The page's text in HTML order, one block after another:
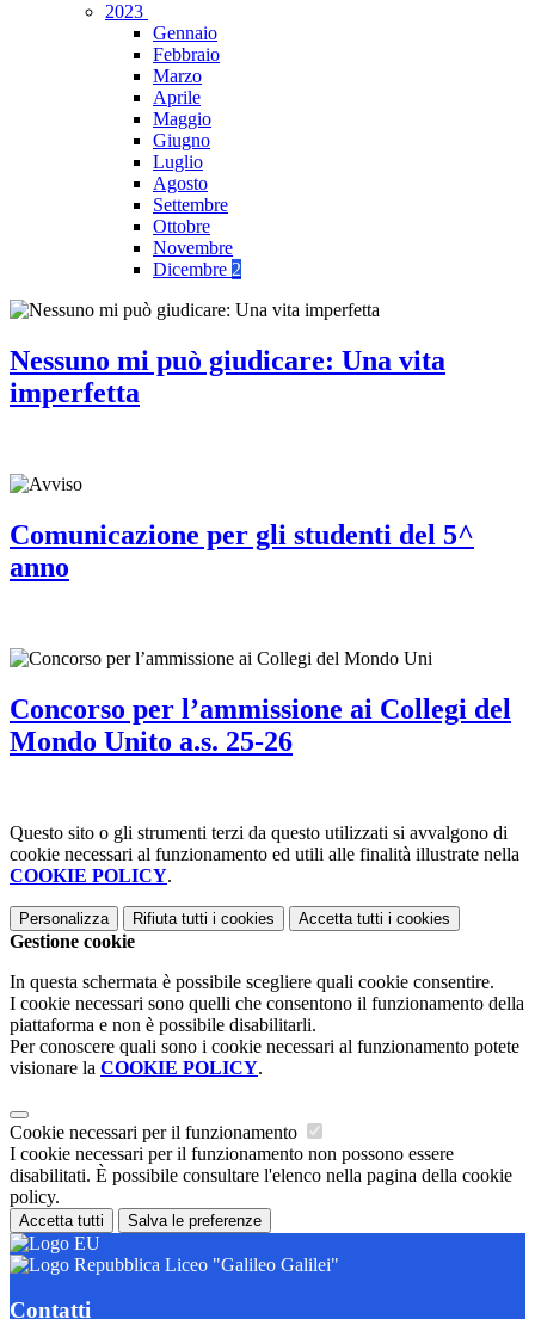
2023
Gennaio
Febbraio
Marzo
Aprile
Maggio
Giugno
Luglio
Agosto
Settembre
Ottobre
Novembre
Dicembre 2
Nessuno mi può giudicare: Una vita
imperfetta
Comunicazione per gli studenti del 5^
anno
Concorso per l’ammissione ai Collegi del
Mondo Unito a.s. 25-26
Questo sito o gli strumenti terzi da questo utilizzati si avvalgono di
cookie necessari al funzionamento ed utili alle finalità illustrate nella
COOKIE POLICY.
Personalizza Rifiuta tutti i cookies Accetta tutti i cookies
Gestione cookie
In questa schermata è possibile scegliere quali cookie consentire.
I cookie necessari sono quelli che consentono il funzionamento della
piattaforma e non è possibile disabilitarli.
Per conoscere quali sono i cookie necessari al funzionamento potete
visionare la COOKIE POLICY.
Cookie necessari per il funzionamento
I cookie necessari per il funzionamento non possono essere
disabilitati. È possibile consultare l'elenco nella pagina della cookie
policy.
Accetta tutti Salva le preferenze
Liceo "Galileo Galilei"
Contatti